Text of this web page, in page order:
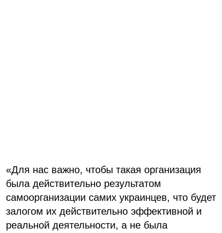
«Для нас важно, чтобы такая организация
была действительно результатом
самоорганизации самих украинцев, что будет
залогом их действительно эффективной и
реальной деятельности, а не была